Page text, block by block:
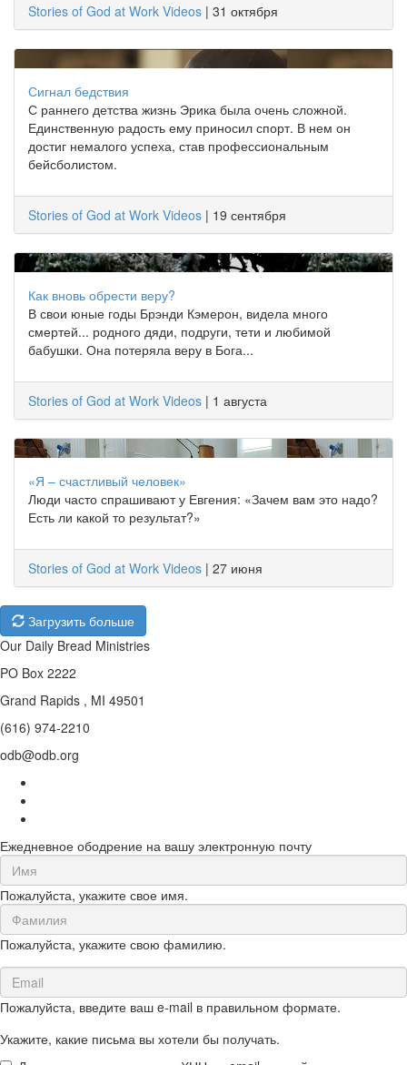
Stories of God at Work Videos | 31 октября
Сигнал бедствия
С раннего детства жизнь Эрика была очень сложной.
Единственную радость ему приносил спорт. В нем он
достиг немалого успеха, став профессиональным
бейсболистом.
Stories of God at Work Videos | 19 сентября
Как вновь обрести веру?
В свои юные годы Брэнди Кэмерон, видела много
смертей... родного дяди, подруги, тети и любимой
бабушки. Она потеряла веру в Бога...
Stories of God at Work Videos | 1 августа
«Я – счастливый человек»
Люди часто спрашивают у Евгения: «Зачем вам это надо?
Есть ли какой то результат?»
Stories of God at Work Videos | 27 июня
Загрузить больше
Our Daily Bread Ministries
PO Box 2222
Grand Rapids , MI 49501
(616) 974-2210
odb@odb.org
Ежедневное ободрение на вашу электронную почту
First
Name
(required)
Пожалуйста, укажите свое имя.
Last
Name
(required)
Пожалуйста, укажите свою фамилию.
Email
(required)
Пожалуйста, введите ваш e-mail в правильном формате.
Укажите, какие письма вы хотели бы получать.